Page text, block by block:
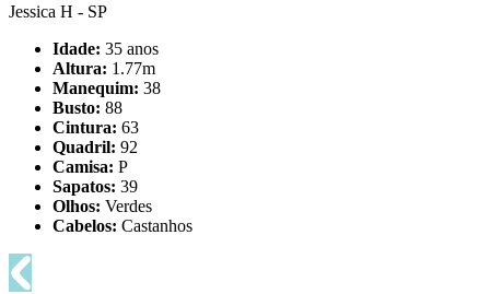
Jessica H - SP
Idade: 35 anos
Altura: 1.77m
Manequim: 38
Busto: 88
Cintura: 63
Quadril: 92
Camisa: P
Sapatos: 39
Olhos: Verdes
Cabelos: Castanhos